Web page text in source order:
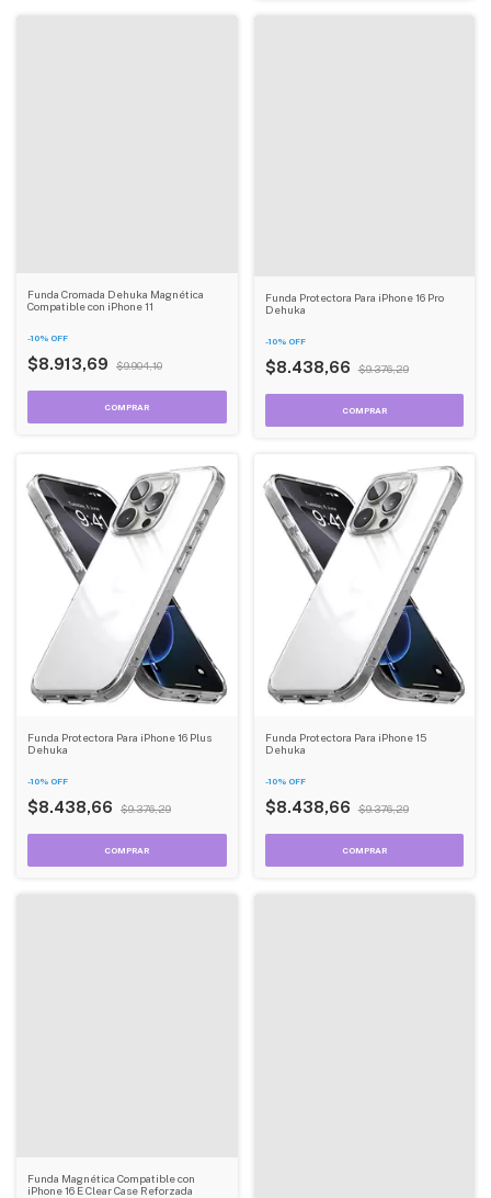
Funda Cromada Dehuka Magnética
Compatible con iPhone 11
-10% OFF
$8.913,69 $9.904,10
Funda Protectora Para iPhone 16 Pro
Dehuka
-10% OFF
$8.438,66 $9.376,29
Funda Protectora Para iPhone 16 Plus
Dehuka
-10% OFF
$8.438,66 $9.376,29
Funda Protectora Para iPhone 15
Dehuka
-10% OFF
$8.438,66 $9.376,29
Funda Magnética Compatible con
iPhone 16 E Clear Case Reforzada